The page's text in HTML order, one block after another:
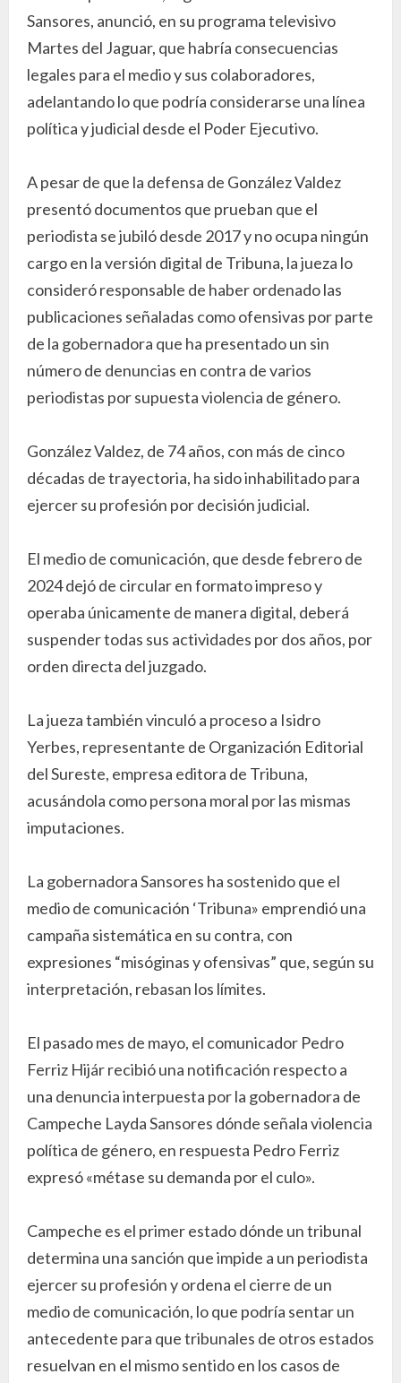
Sansores, anunció, en su programa televisivo
Martes del Jaguar, que habría consecuencias
legales para el medio y sus colaboradores,
adelantando lo que podría considerarse una línea
política y judicial desde el Poder Ejecutivo.
A pesar de que la defensa de González Valdez
presentó documentos que prueban que el
periodista se jubiló desde 2017 y no ocupa ningún
cargo en la versión digital de Tribuna, la jueza lo
consideró responsable de haber ordenado las
publicaciones señaladas como ofensivas por parte
de la gobernadora que ha presentado un sin
número de denuncias en contra de varios
periodistas por supuesta violencia de género.
González Valdez, de 74 años, con más de cinco
décadas de trayectoria, ha sido inhabilitado para
ejercer su profesión por decisión judicial.
El medio de comunicación, que desde febrero de
2024 dejó de circular en formato impreso y
operaba únicamente de manera digital, deberá
suspender todas sus actividades por dos años, por
orden directa del juzgado.
La jueza también vinculó a proceso a Isidro
Yerbes, representante de Organización Editorial
del Sureste, empresa editora de Tribuna,
acusándola como persona moral por las mismas
imputaciones.
La gobernadora Sansores ha sostenido que el
medio de comunicación ‘Tribuna» emprendió una
campaña sistemática en su contra, con
expresiones “misóginas y ofensivas” que, según su
interpretación, rebasan los límites.
El pasado mes de mayo, el comunicador Pedro
Ferriz Hijár recibió una notificación respecto a
una denuncia interpuesta por la gobernadora de
Campeche Layda Sansores dónde señala violencia
política de género, en respuesta Pedro Ferriz
expresó «métase su demanda por el culo».
Campeche es el primer estado dónde un tribunal
determina una sanción que impide a un periodista
ejercer su profesión y ordena el cierre de un
medio de comunicación, lo que podría sentar un
antecedente para que tribunales de otros estados
resuelvan en el mismo sentido en los casos de